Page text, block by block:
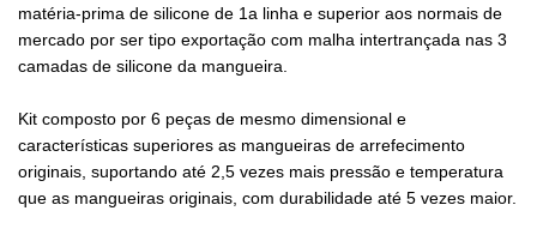
matéria-prima de silicone de 1a linha e superior aos normais de
mercado por ser tipo exportação com malha intertrançada nas 3
camadas de silicone da mangueira.
Kit composto por 6 peças de mesmo dimensional e
características superiores as mangueiras de arrefecimento
originais, suportando até 2,5 vezes mais pressão e temperatura
que as mangueiras originais, com durabilidade até 5 vezes maior.